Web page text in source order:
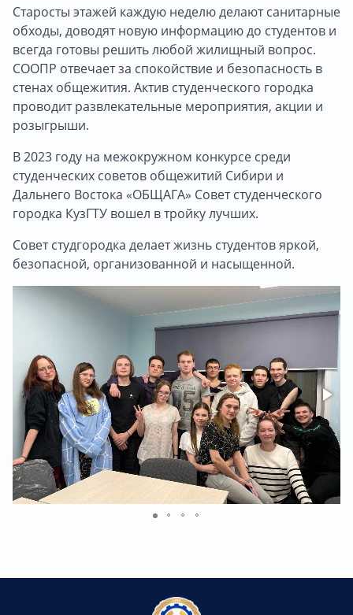
Старосты этажей каждую неделю делают санитарные
обходы, доводят новую информацию до студентов и
всегда готовы решить любой жилищный вопрос.
СООПР отвечает за спокойствие и безопасность в
стенах общежития. Актив студенческого городка
проводит развлекательные мероприятия, акции и
розыгрыши.
В 2023 году на межокружном конкурсе среди
студенческих советов общежитий Сибири и
Дальнего Востока «ОБЩАГА» Совет студенческого
городка КузГТУ вошел в тройку лучших.
Совет студгородка делает жизнь студентов яркой,
безопасной, организованной и насыщенной.